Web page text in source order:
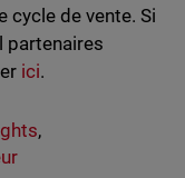
cycle de vente. Si
partenaires
ici.
,